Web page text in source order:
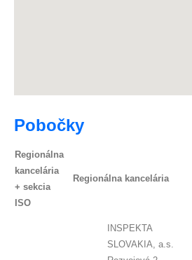
Pobočky
Regionálna
kancelária
+ sekcia
ISO
Regionálna kancelária
INSPEKTA
SLOVAKIA, a.s.